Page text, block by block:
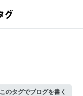
このタグでブログを書く